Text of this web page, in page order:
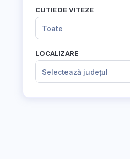
CUTIE DE VITEZE
Toate
LOCALIZARE
Selectează județul